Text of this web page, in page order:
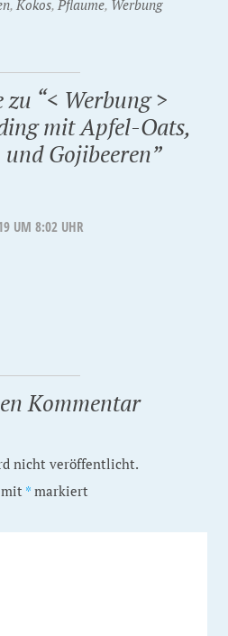
,Kokos,Pflaume, Werbung
zu “< Werbung >
mit Apfel-Oats,
und Gojibeeren”
UM 8:02 UHR
Kommentar
nicht veröffentlicht.
* markiert